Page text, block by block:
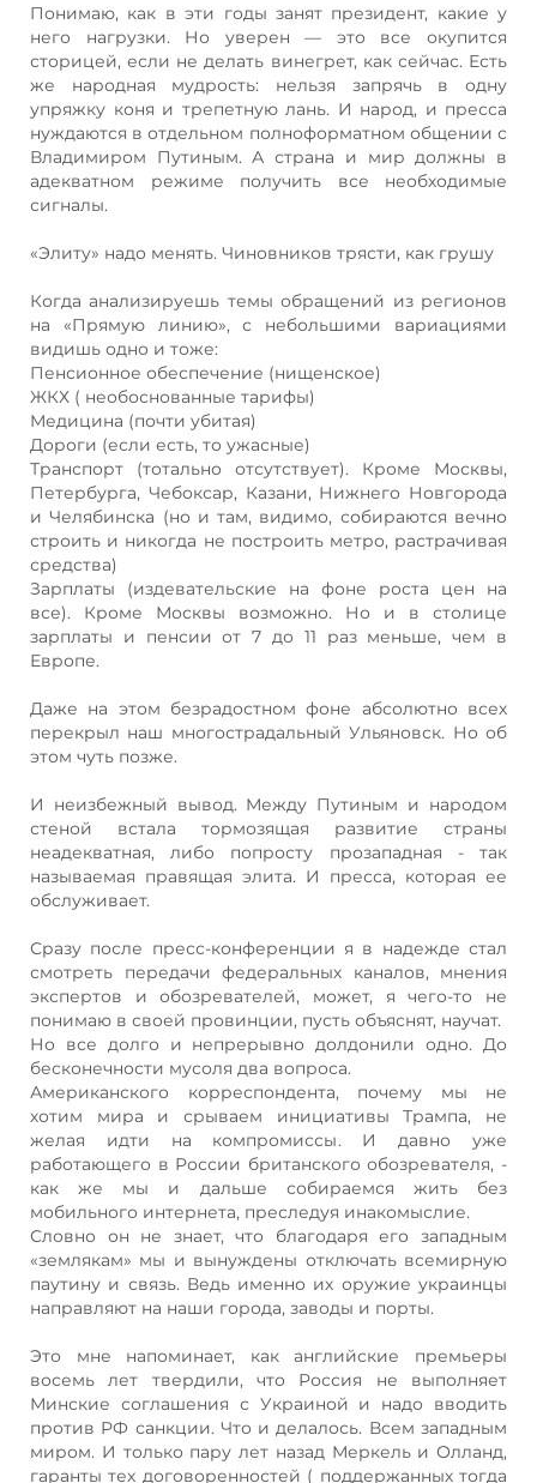
Понимаю, как в эти годы занят президент, какие у
него нагрузки. Но уверен — это все окупится
сторицей, если не делать винегрет, как сейчас. Есть
же народная мудрость: нельзя запрячь в одну
упряжку коня и трепетную лань. И народ, и пресса
нуждаются в отдельном полноформатном общении с
Владимиром Путиным. А страна и мир должны в
адекватном режиме получить все необходимые
сигналы.
«Элиту» надо менять. Чиновников трясти, как грушу
Когда анализируешь темы обращений из регионов
на «Прямую линию», с небольшими вариациями
видишь одно и тоже:
Пенсионное обеспечение (нищенское)
ЖКХ ( необоснованные тарифы)
Медицина (почти убитая)
Дороги (если есть, то ужасные)
Транспорт (тотально отсутствует). Кроме Москвы,
Петербурга, Чебоксар, Казани, Нижнего Новгорода
и Челябинска (но и там, видимо, собираются вечно
строить и никогда не построить метро, растрачивая
средства)
Зарплаты (издевательские на фоне роста цен на
все). Кроме Москвы возможно. Но и в столице
зарплаты и пенсии от 7 до 11 раз меньше, чем в
Европе.
Даже на этом безрадостном фоне абсолютно всех
перекрыл наш многострадальный Ульяновск. Но об
этом чуть позже.
И неизбежный вывод. Между Путиным и народом
стеной встала тормозящая развитие страны
неадекватная, либо попросту прозападная - так
называемая правящая элита. И пресса, которая ее
обслуживает.
Сразу после пресс-конференции я в надежде стал
смотреть передачи федеральных каналов, мнения
экспертов и обозревателей, может, я чего-то не
понимаю в своей провинции, пусть объяснят, научат.
Но все долго и непрерывно долдонили одно. До
бесконечности мусоля два вопроса.
Американского корреспондента, почему мы не
хотим мира и срываем инициативы Трампа, не
желая идти на компромиссы. И давно уже
работающего в России британского обозревателя, -
как же мы и дальше собираемся жить без
мобильного интернета, преследуя инакомыслие.
Словно он не знает, что благодаря его западным
«землякам» мы и вынуждены отключать всемирную
паутину и связь. Ведь именно их оружие украинцы
направляют на наши города, заводы и порты.
Это мне напоминает, как английские премьеры
восемь лет твердили, что Россия не выполняет
Минские соглашения с Украиной и надо вводить
против РФ санкции. Что и делалось. Всем западным
миром. И только пару лет назад Меркель и Олланд,
гаранты тех договоренностей ( поддержанных тогда